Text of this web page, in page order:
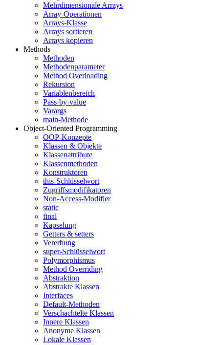
Mehrdimensionale Arrays
Array-Operationen
Arrays-Klasse
Arrays sortieren
Arrays kopieren
Methods
Methoden
Methodenparameter
Method Overloading
Rekursion
Variablenbereich
Pass-by-value
Varargs
main-Methode
Object-Oriented Programming
OOP-Konzepte
Klassen & Objekte
Klassenattribute
Klassenmethoden
Konstruktoren
this-Schlüsselwort
Zugriffsmodifikatoren
Non-Access-Modifier
static
final
Kapselung
Getters & setters
Vererbung
super-Schlüsselwort
Polymorphismus
Method Overriding
Abstraktion
Abstrakte Klassen
Interfaces
Default-Methoden
Verschachtelte Klassen
Innere Klassen
Anonyme Klassen
Lokale Klassen